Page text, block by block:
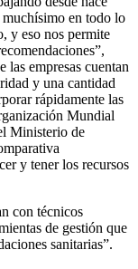
en todo lo
y eso nos permite
las empresas cuentan
y una cantidad
rápidamente las
Mundial
Ministerio de
y tener los recursos
con técnicos
de gestión que
sanitarias”.